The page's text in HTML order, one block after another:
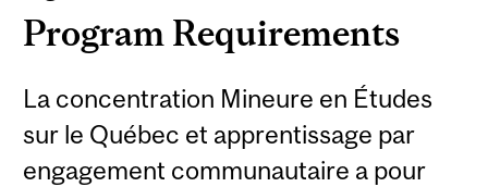
Program Requirements
La concentration Mineure en Études
sur le Québec et apprentissage par
engagement communautaire a pour